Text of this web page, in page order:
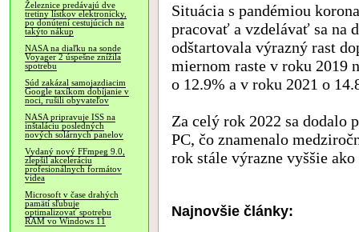
Železnice predávajú dve
tretiny lístkov elektronicky,
po donútení cestujúcich na
takýto nákup
NASA na diaľku na sonde
Voyager 2 úspešne znížila
spotrebu
Súd zakázal samojazdiacim
Google taxíkom dobíjanie v
noci, rušili obyvateľov
NASA pripravuje ISS na
inštaláciu posledných
nových solárnych panelov
Vydaný nový FFmpeg 9.0,
zlepšil akceleráciu
profesionálnych formátov
videa
Microsoft v čase drahých
pamätí sľubuje
optimalizovať spotrebu
RAM vo Windows 11
Situácia s pandémiou
pracovať a vzdelávať sa na
odštartovala výrazný rast
miernom raste v roku 2019
o 12.9% a v roku 2021 o
Za celý rok 2022 sa dodalo
PC, čo znamenalo
rok stále výrazne vyššie
Najnovšie články: